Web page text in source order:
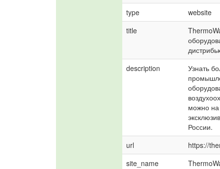
type
website
title
description
Узнать
можно
России.
url
https://
site_name